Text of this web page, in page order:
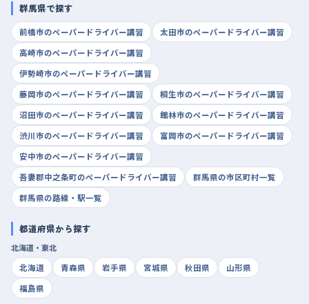
群馬県で探す
前橋市のペーパードライバー講習
太田市のペーパードライバー講習
高崎市のペーパードライバー講習
伊勢崎市のペーパードライバー講習
藤岡市のペーパードライバー講習
桐生市のペーパードライバー講習
沼田市のペーパードライバー講習
館林市のペーパードライバー講習
渋川市のペーパードライバー講習
富岡市のペーパードライバー講習
安中市のペーパードライバー講習
吾妻郡中之条町のペーパードライバー講習
群馬県の市区町村一覧
群馬県の路線・駅一覧
都道府県から探す
北海道・東北
北海道
青森県 岩手県 宮城県 秋田県
山形県
福島県